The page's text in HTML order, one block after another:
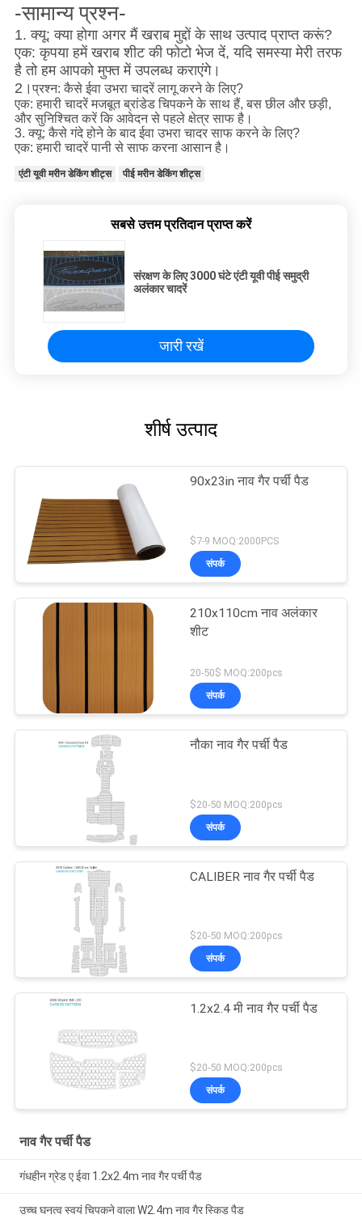
-सामान्य प्रश्न-
1. क्यू: क्या होगा अगर मैं खराब मुद्दों के साथ उत्पाद प्राप्त करूं?
एक: कृपया हमें खराब शीट की फोटो भेज दें, यदि समस्या मेरी तरफ
है तो हम आपको मुफ्त में उपलब्ध कराएंगे।
2। प्रश्न: कैसे ईवा उभरा चादरें लागू करने के लिए?
एक: हमारी चादरें मजबूत ब्रांडेड चिपकने के साथ हैं, बस छील और छड़ी,
और सुनिश्चित करें कि आवेदन से पहले क्षेत्र साफ है।
3. क्यू: कैसे गंदे होने के बाद ईवा उभरा चादर साफ करने के लिए?
एक: हमारी चादरें पानी से साफ करना आसान है।
एंटी यूवी मरीन डेकिंग शीट्स पीई मरीन डेकिंग शीट्स
सबसे उत्तम प्रतिदान प्राप्त करें
संरक्षण के लिए 3000 घंटे एंटी यूवी पीई समुद्री
अलंकार चादरें
जारी रखें
शीर्ष उत्पाद
90x23in नाव गैर पर्ची पैड
$7-9 MOQ:2000PCS
संपर्क
210x110cm नाव अलंकार
शीट
20-50$ MOQ:200pcs
संपर्क
नौका नाव गैर पर्ची पैड
$20-50 MOQ:200pcs
संपर्क
CALIBER नाव गैर पर्ची पैड
$20-50 MOQ:200pcs
संपर्क
1.2x2.4 मी नाव गैर पर्ची पैड
$20-50 MOQ:200pcs
संपर्क
नाव गैर पर्ची पैड
गंधहीन ग्रेड ए ईवा 1.2x2.4m नाव गैर पर्ची पैड
उच्च घनत्व स्वयं चिपकने वाला W2.4m नाव गैर स्किड पैड